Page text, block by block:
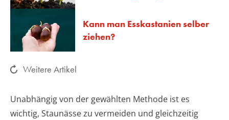
Kann man Esskastanien selber
ziehen?
Weitere Artikel
Unabhängig von der gewählten Methode ist es
wichtig, Staunässe zu vermeiden und gleichzeitig